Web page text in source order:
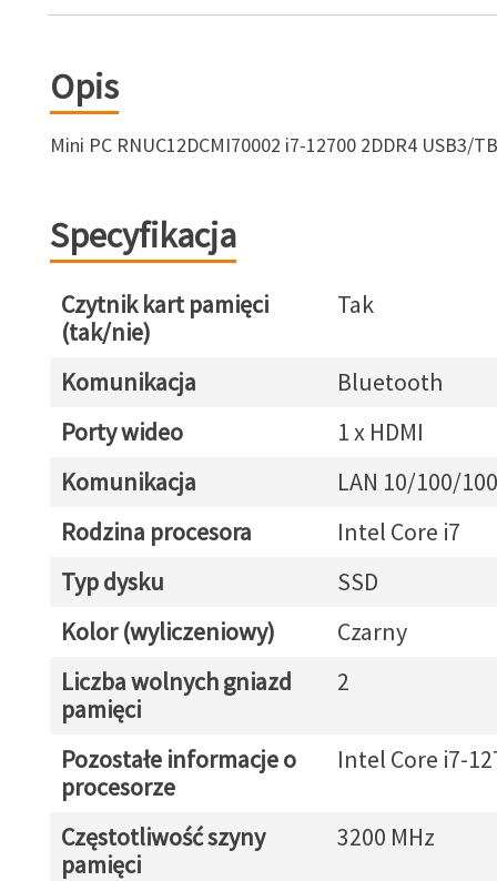
Opis
Mini PC RNUC12DCMI70002 i7-12700 2DDR4 USB3/
Specyfikacja
Czytnik kart pamięci
(tak/nie)
Tak
Komunikacja
Bluetooth
Porty wideo
1 x HDMI
Komunikacja
LAN 10/100/
Rodzina procesora
Intel Core i7
Typ dysku
SSD
Kolor (wyliczeniowy)
Czarny
Liczba wolnych gniazd
pamięci
2
Pozostałe informacje o
procesorze
Intel Core i7-
Częstotliwość szyny
pamięci
3200 MHz